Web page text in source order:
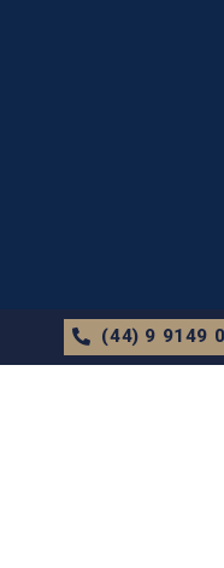
(44) 9 9149